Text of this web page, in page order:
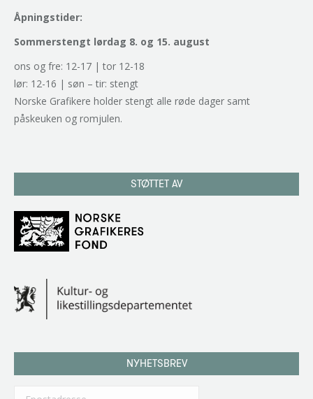
Åpningstider:
Sommerstengt lørdag 8. og 15. august
ons og fre: 12-17 | tor 12-18
lør: 12-16 | søn – tir: stengt
Norske Grafikere holder stengt alle røde dager samt
påskeuken og romjulen.
STØTTET AV
NYHETSBREV